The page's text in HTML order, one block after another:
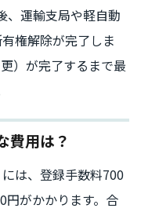
、運輸支局や軽自動
権解除が完了しま
）が完了するまで最
費用は？
は、登録手数料700
円がかかります。合